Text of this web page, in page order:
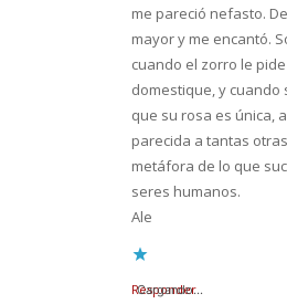
me pareció nefasto.
mayor y me encantó.
cuando el zorro le
domestique, y cuando
que su rosa es única,
parecida a tantas
metáfora de lo que
seres humanos.
Ale
Cargando...
Responder